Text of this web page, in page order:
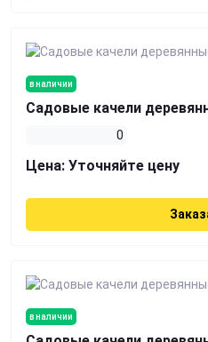
в наличии
Садовые качели
0
Цена: Уточняйте цену
в наличии